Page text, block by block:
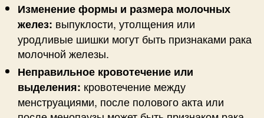
Изменение формы и размера молочных
желез: выпуклости, утолщения или
уродливые шишки могут быть признаками рака
молочной железы.
Неправильное кровотечение или
выделения: кровотечение между
менструациями, после полового акта или